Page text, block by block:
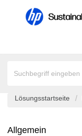
Lösungsstartseite
Allgemein